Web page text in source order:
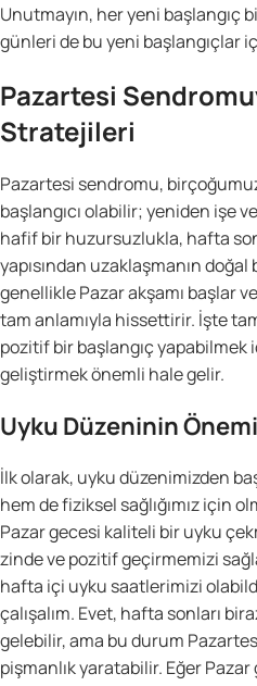
Unutmayın, her yeni başlangıç
günleri de bu yeni başlangıçlar
Pazartesi
Stratejileri
Pazartesi sendromu,
başlangıcı olabilir; yeniden işe
hafif bir huzursuzlukla, hafta
yapısından uzaklaşmanın
genellikle Pazar akşamı başlar
tam anlamıyla hissettirir. İşte
pozitif bir başlangıç yapabilmek
geliştirmek önemli hale gelir.
Uyku Düzeninin Önemi
İlk olarak, uyku düzenimizden
hem de fiziksel sağlığımız için
Pazar gecesi kaliteli bir uyku
zinde ve pozitif geçirmemizi
hafta içi uyku saatlerimizi
çalışalım. Evet, hafta sonları
gelebilir, ama bu durum
pişmanlık yaratabilir. Eğer